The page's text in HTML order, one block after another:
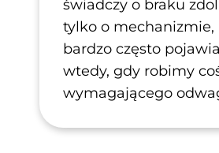
świadczy o braku
tylko o mechanizmie,
bardzo często
wtedy, gdy robimy
wymagającego